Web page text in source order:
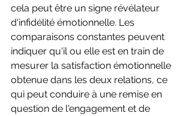
cela peut être un signe révélateur
d'infidélité émotionnelle. Les
comparaisons constantes peuvent
indiquer qu'il ou elle est en train de
mesurer la satisfaction émotionnelle
obtenue dans les deux relations, ce
qui peut conduire à une remise en
question de l'engagement et de